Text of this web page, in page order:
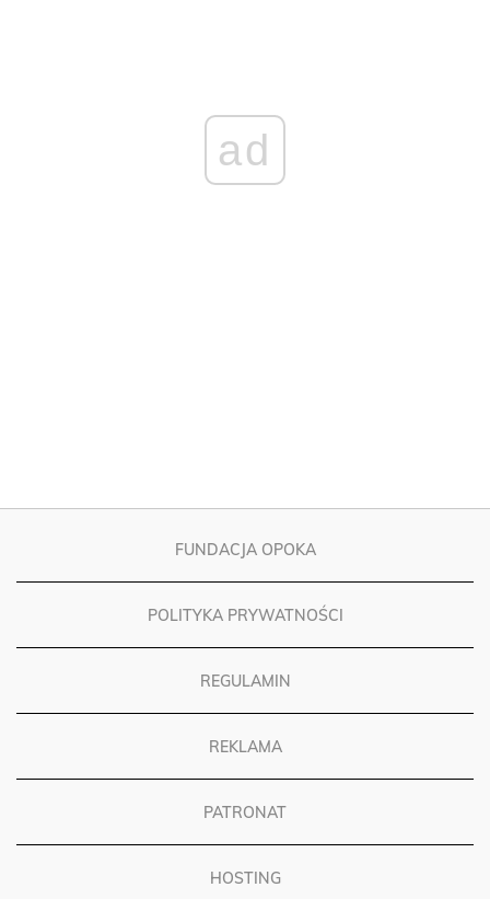
FUNDACJA OPOKA
POLITYKA PRYWATNOŚCI
REGULAMIN
REKLAMA
PATRONAT
HOSTING